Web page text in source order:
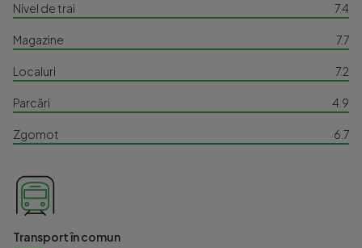
Nivel de trai 7.4
Magazine 7.7
Localuri 7.2
Parcări 4.9
Zgomot 6.7
Transport în comun